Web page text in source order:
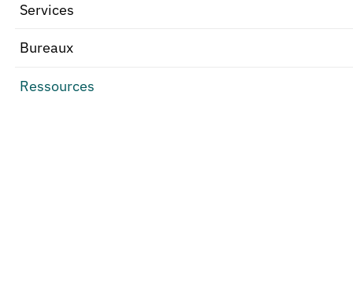
Services
Bureaux
Ressources